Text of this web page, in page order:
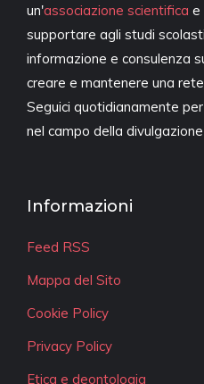
un'associazione scientifica e
supportare agli studi
informazione e consulenza
creare e mantenere una
Seguici quotidianamente
nel campo della
Informazioni
Feed RSS
Mappa del Sito
Cookie Policy
Privacy Policy
Etica e deontologia